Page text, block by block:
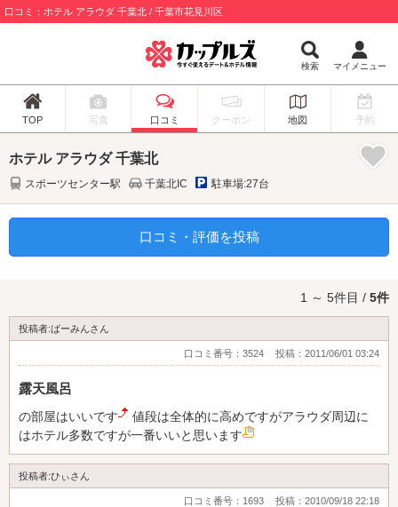
口コミ：ホテル アラウダ 千葉北 / 千葉市花見川区
検索 マイメニュー
TOP 写真 口コミ クーポン 地図 予約
ホテル アラウダ 千葉北
スポーツセンター駅 千葉北IC 駐車場:27台
口コミ・評価を投稿
1 ～ 5件目 / 5件
投稿者:ばーみんさん
口コミ番号：3524 投稿：2011/06/01 03:24
露天風呂
の部屋はいいです
値段は全体的に高めですがアラウダ周辺に
はホテル多数ですが一番いいと思います
投稿者:ひぃさん
口コミ番号：1693 投稿：2010/09/18 22:18